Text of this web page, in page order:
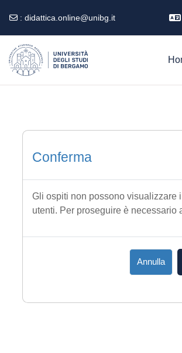
: didattica.online@unibg.it
Conferma
Gli ospiti non possono visualizzare
utenti. Per proseguire è necessario
Annulla